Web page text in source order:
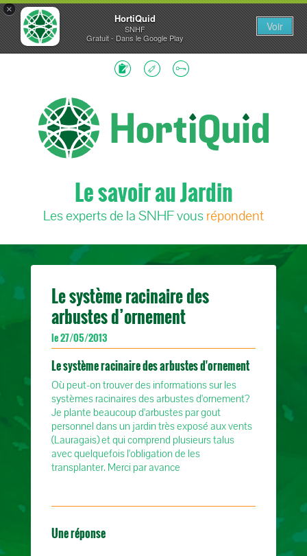
×
HortiQuid
SNHF
Gratuit - Dans le Google Play
Voir
Le savoir au Jardin
Les experts de la SNHF vousrépondent
Le système racinaire des
arbustes d’ornement
le 27/05/2013
Le système racinaire des arbustes d'ornement
Où peut-on trouver des informations sur les
systèmes racinaires des arbustes d'ornement?
Je plante beaucoup d'arbustes par gout
personnel dans un jardin très exposé aux vents
(Lauragais) et qui comprend plusieurs talus
avec quelquefois l'obligation de les
transplanter. Merci par avance
Une réponse